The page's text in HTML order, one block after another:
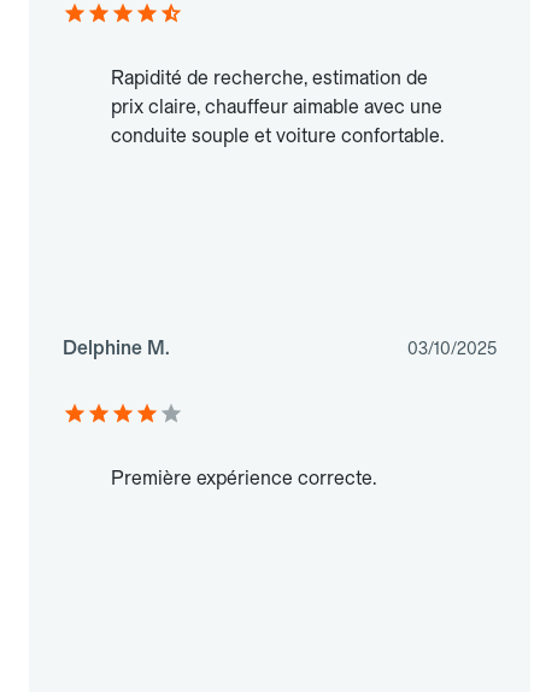
Rapidité de recherche, estimation de
prix claire, chauffeur aimable avec une
conduite souple et voiture confortable.
Delphine M. 03/10/2025
Première expérience correcte.